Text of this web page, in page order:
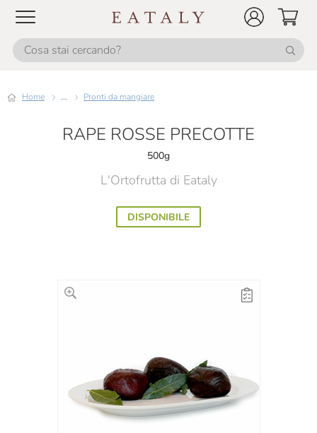
Home ... Pronti da mangiare
RAPE ROSSE PRECOTTE
500g
L'Ortofrutta di Eataly
DISPONIBILE